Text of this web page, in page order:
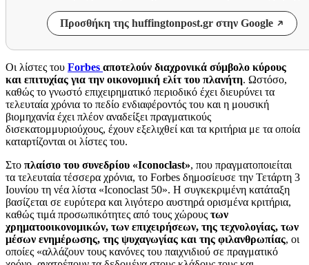
Προσθήκη της huffingtonpost.gr στην Google
Οι λίστες του Forbes αποτελούν διαχρονικά σύμβολο κύρους
και επιτυχίας για την οικονομική ελίτ του πλανήτη. Ωστόσο,
καθώς το γνωστό επιχειρηματικό περιοδικό έχει διευρύνει τα
τελευταία χρόνια το πεδίο ενδιαφέροντός του και η μουσική
βιομηχανία έχει πλέον αναδείξει πραγματικούς
δισεκατομμυριούχους, έχουν εξελιχθεί και τα κριτήρια με τα οποία
καταρτίζονται οι λίστες του.
Στο πλαίσιο του συνεδρίου «Iconoclast», που πραγματοποιείται
τα τελευταία τέσσερα χρόνια, το Forbes δημοσίευσε την Τετάρτη 3
Ιουνίου τη νέα λίστα «Iconoclast 50». Η συγκεκριμένη κατάταξη
βασίζεται σε ευρύτερα και λιγότερο αυστηρά ορισμένα κριτήρια,
καθώς τιμά προσωπικότητες από τους χώρους των
χρηματοοικονομικών, των επιχειρήσεων, της τεχνολογίας, των
μέσων ενημέρωσης, της ψυχαγωγίας και της φιλανθρωπίας, οι
οποίες «αλλάζουν τους κανόνες του παιχνιδιού σε πραγματικό